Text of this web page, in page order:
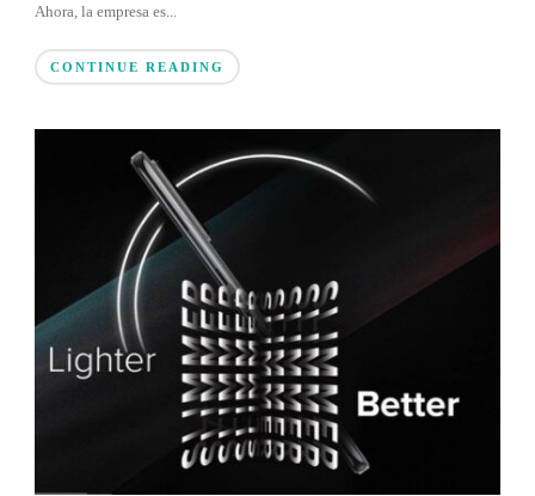
Ahora, la empresa es...
CONTINUE READING